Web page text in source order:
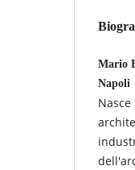
Mario
Napoli